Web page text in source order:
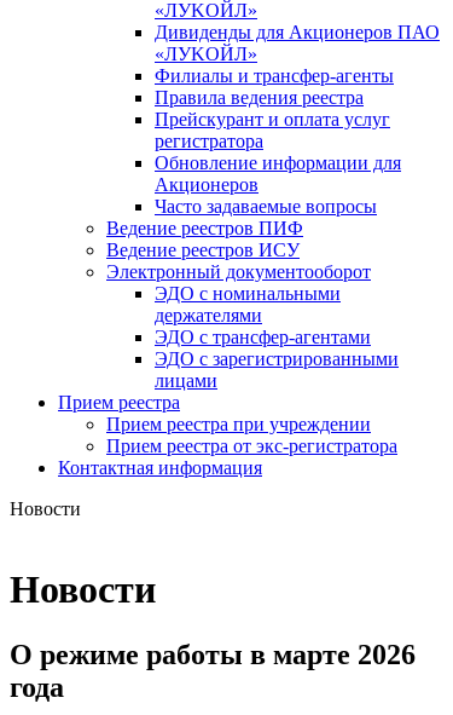
«ЛУKOЙЛ»
Дивиденды для Акционеров ПАО
«ЛУKOЙЛ»
Филиалы и трансфер-агенты
Правила ведения реестра
Прейскурант и оплата услуг
регистратора
Обновление информации для
Акционеров
Часто задаваемые вопросы
Ведение реестров ПИФ
Ведение реестров ИСУ
Электронный документооборот
ЭДО с номинальными
держателями
ЭДО с трансфер-агентами
ЭДО с зарегистрированными
лицами
Прием реестра
Прием реестра при учреждении
Прием реестра от экс-регистратора
Контактная информация
Новости
Новости
О режиме работы в марте 2026
года